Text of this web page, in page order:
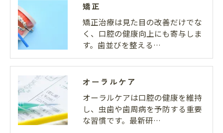
矯正
矯正治療は見た目の改善だけでな
く、口腔の健康向上にも寄与しま
す。歯並びを整える…
オーラルケア
オーラルケアは口腔の健康を維持
し、虫歯や歯周病を予防する重要
な習慣です。最新研…